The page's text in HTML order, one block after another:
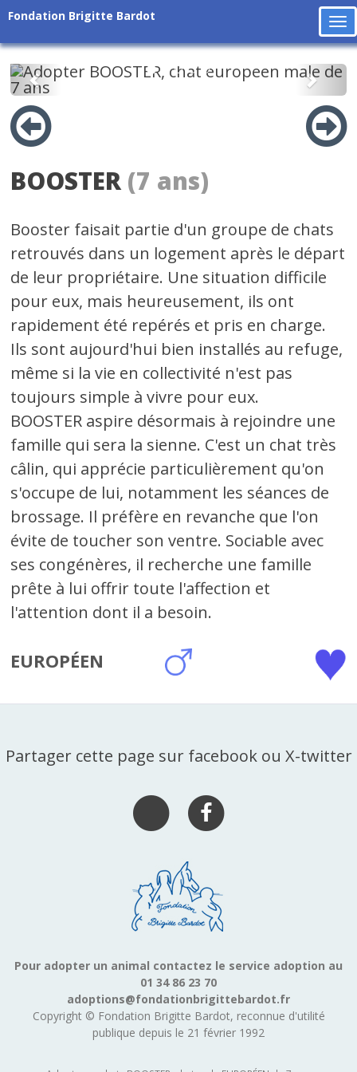
Fondation Brigitte Bardot
Précédent
BOOSTER (7 ans)
Booster faisait partie d'un groupe de chats
retrouvés dans un logement après le départ
de leur propriétaire. Une situation difficile
pour eux, mais heureusement, ils ont
rapidement été repérés et pris en charge.
Ils sont aujourd'hui bien installés au refuge,
même si la vie en collectivité n'est pas
toujours simple à vivre pour eux.
BOOSTER aspire désormais à rejoindre une
famille qui sera la sienne. C'est un chat très
câlin, qui apprécie particulièrement qu'on
s'occupe de lui, notamment les séances de
brossage. Il préfère en revanche que l'on
évite de toucher son ventre. Sociable avec
ses congénères, il recherche une famille
prête à lui offrir toute l'affection et
l'attention dont il a besoin.
EUROPÉEN
Partager cette page sur facebook ou X-twitter
Pour adopter un animal contactez le service adoption au
01 34 86 23 70
adoptions@fondationbrigittebardot.fr
Copyright © Fondation Brigitte Bardot, reconnue d'utilité
publique depuis le 21 février 1992